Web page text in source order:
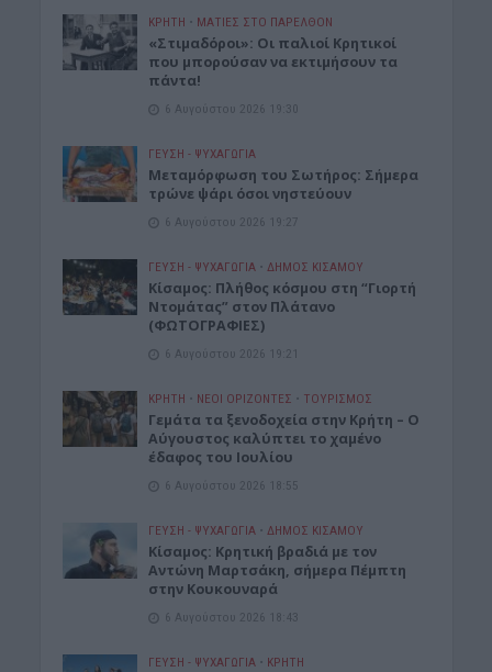
ΚΡΗΤΗ • ΜΑΤΙΕΣ ΣΤΟ ΠΑΡΕΛΘΟΝ
«Στιμαδόροι»: Οι παλιοί Κρητικοί
που μπορούσαν να εκτιμήσουν τα
πάντα!
6 Αυγούστου 2026 19:30
ΓΕΎΣΗ - ΨΥΧΑΓΩΓΊΑ
Μεταμόρφωση του Σωτήρος: Σήμερα
τρώνε ψάρι όσοι νηστεύουν
6 Αυγούστου 2026 19:27
ΓΕΎΣΗ - ΨΥΧΑΓΩΓΊΑ • ΔΉΜΟΣ ΚΙΣΆΜΟΥ
Κίσαμος: Πλήθος κόσμου στη “Γιορτή
Ντομάτας” στον Πλάτανο
(ΦΩΤΟΓΡΑΦΙΕΣ)
6 Αυγούστου 2026 19:21
ΚΡΗΤΗ • ΝΕΟΙ ΟΡΙΖΟΝΤΕΣ • ΤΟΥΡΙΣΜΟΣ
Γεμάτα τα ξενοδοχεία στην Κρήτη – Ο
Αύγουστος καλύπτει το χαμένο
έδαφος του Ιουλίου
6 Αυγούστου 2026 18:55
ΓΕΎΣΗ - ΨΥΧΑΓΩΓΊΑ • ΔΉΜΟΣ ΚΙΣΆΜΟΥ
Kίσαμος: Κρητική βραδιά με τον
Αντώνη Μαρτσάκη, σήμερα Πέμπτη
στην Κουκουναρά
6 Αυγούστου 2026 18:43
ΓΕΎΣΗ - ΨΥΧΑΓΩΓΊΑ • ΚΡΗΤΗ